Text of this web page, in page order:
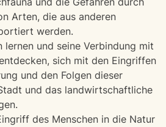
Arten, die aus anderen
werden.
lernen und seine Verbindung mit
sich mit den Eingriffen
und den Folgen dieser
und das landwirtschaftliche
des Menschen in die Natur